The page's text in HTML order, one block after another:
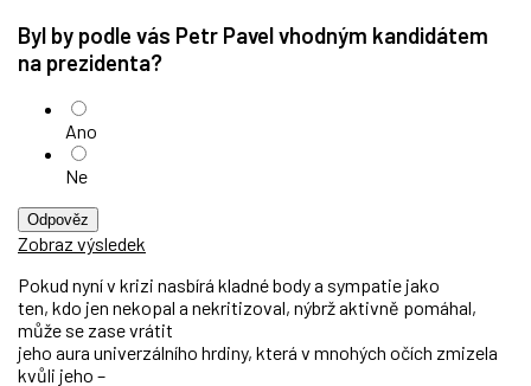
Byl by podle vás Petr Pavel vhodným kandidátem
na prezidenta?
Ano
Ne
Odpověz
Zobraz výsledek
Pokud nyní v krizi nasbírá kladné body a sympatie jako
ten, kdo jen nekopal a nekritizoval, nýbrž aktivně pomáhal,
může se zase vrátit
jeho aura univerzálního hrdiny, která v mnohých očích zmizela
kvůli jeho –